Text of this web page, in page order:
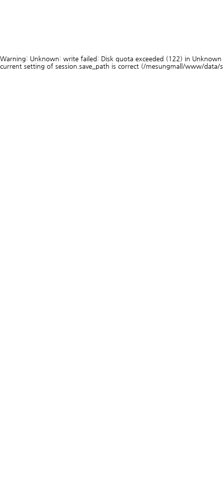
Warning: Unknown: write failed: Disk quota exceeded (122) in
current setting of session.save_path is correct (/mesungmall/www/data/